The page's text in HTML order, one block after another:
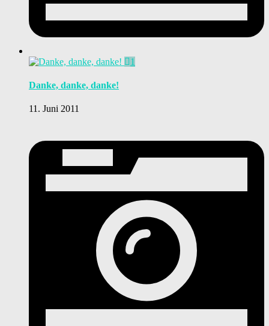
1
Danke, danke, danke!
11. Juni 2011